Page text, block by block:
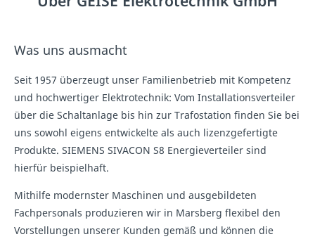
Was uns ausmacht
Seit 1957 überzeugt unser Familienbetrieb mit Kompetenz
und hochwertiger Elektrotechnik: Vom Installationsverteiler
über die Schaltanlage bis hin zur Trafostation finden Sie bei
uns sowohl eigens entwickelte als auch lizenzgefertigte
Produkte. SIEMENS SIVACON S8 Energieverteiler sind
hierfür beispielhaft.
Mithilfe modernster Maschinen und ausgebildeten
Fachpersonals produzieren wir in Marsberg flexibel den
Vorstellungen unserer Kunden gemäß und können die